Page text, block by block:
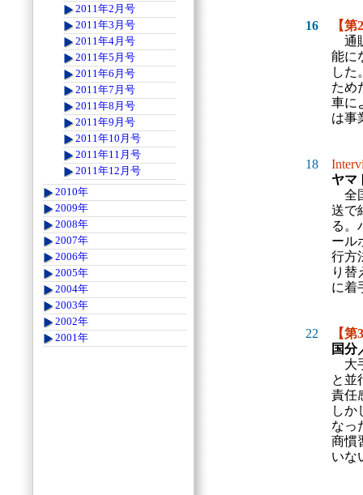
16
【
通
能に
した
ため
車に
は事
18
ヤマ
全
送で
る。
ール
行方
り替
に着
22
【
国分
大
と並
責任
しか
なっ
商慣
いな
2011年2月号
2011年3月号
2011年4月号
2011年5月号
2011年6月号
2011年7月号
2011年8月号
2011年9月号
2011年10月号
2011年11月号
2011年12月号
2010年
2009年
2008年
2007年
2006年
2005年
2004年
2003年
2002年
2001年